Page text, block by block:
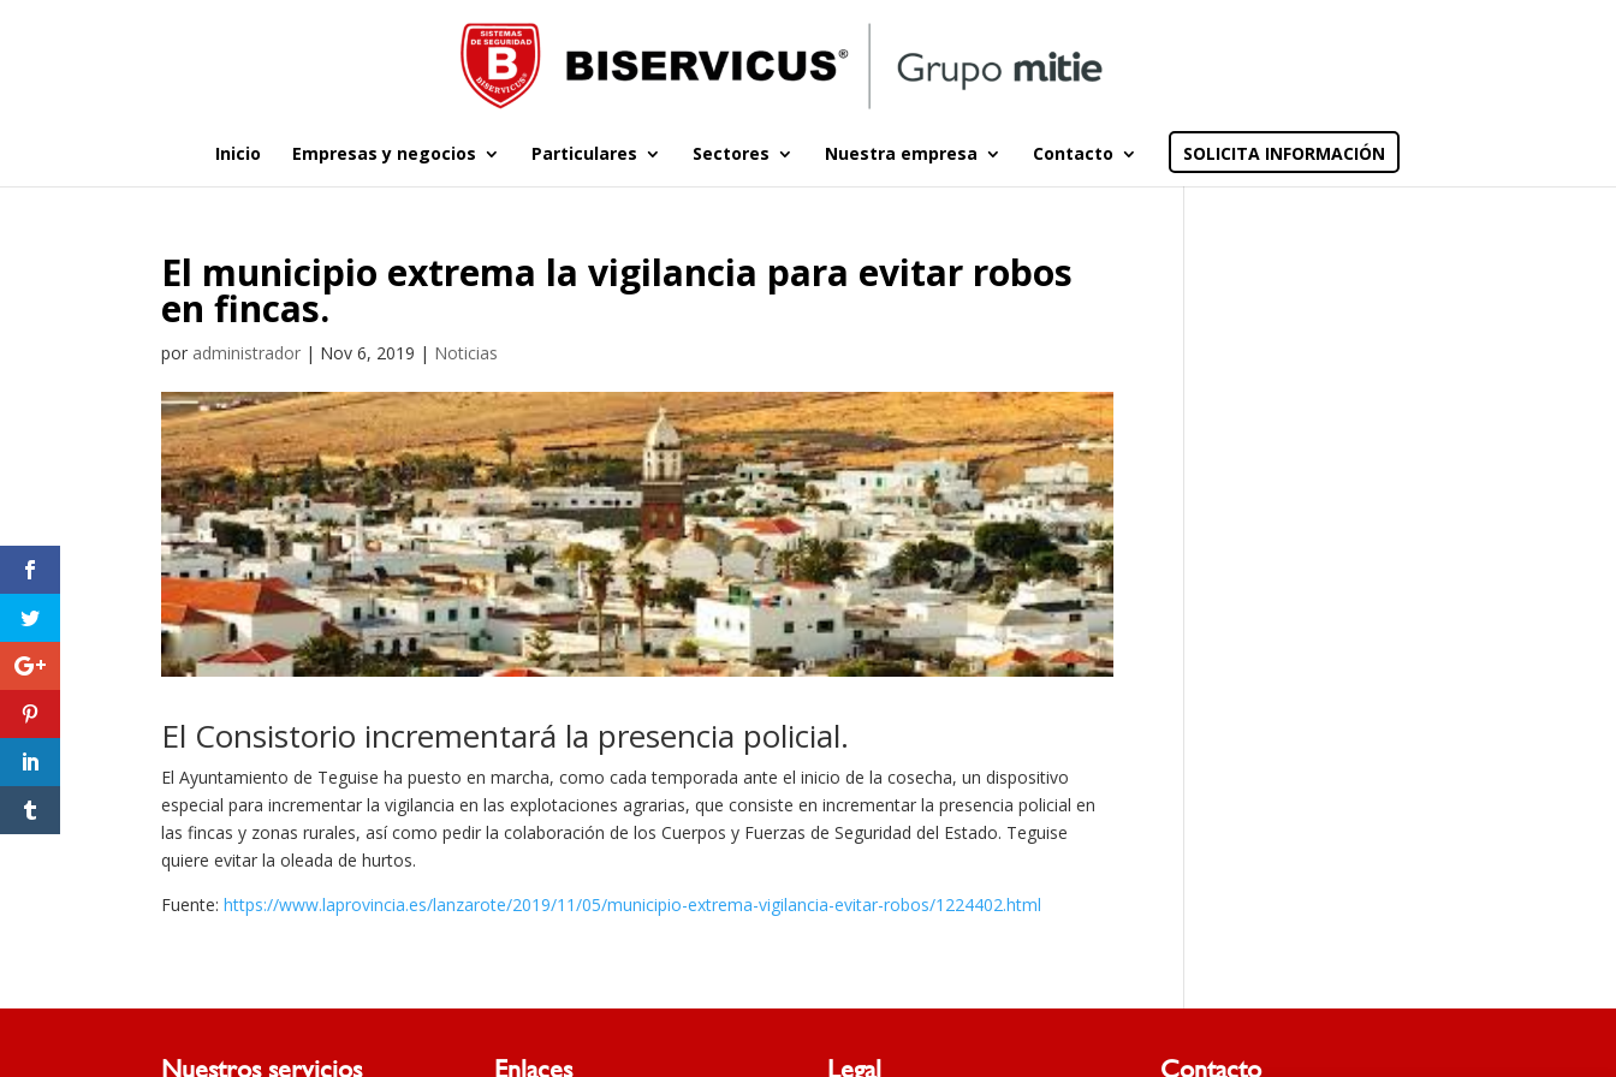
Inicio Empresas y negocios Particulares Sectores Nuestra empresa Contacto SOLICITA INFORMACIÓN
El municipio extrema la vigilancia para evitar robos
en fincas.
por administrador | Nov 6, 2019 | Noticias
El Consistorio incrementará la presencia policial.
El Ayuntamiento de Teguise ha puesto en marcha, como cada temporada ante el inicio de la cosecha, un dispositivo
especial para incrementar la vigilancia en las explotaciones agrarias, que consiste en incrementar la presencia policial en
las fincas y zonas rurales, así como pedir la colaboración de los Cuerpos y Fuerzas de Seguridad del Estado. Teguise
quiere evitar la oleada de hurtos.
Fuente:https://www.laprovincia.es/lanzarote/2019/11/05/municipio-extrema-vigilancia-evitar-robos/1224402.html
Nuestros servicios Enlaces Legal Contacto